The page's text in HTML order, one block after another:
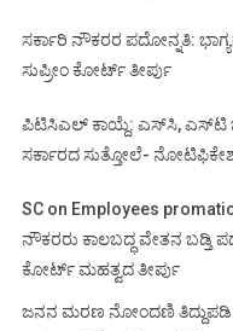
ಸರ್ಕಾರಿ ನೌಕರರ ಪದೋನ್ನತಿ:
ಸುಪ್ರೀಂ ಕೋರ್ಟ್ ತೀರ್ಪು
ಪಿಟಿಸಿಎಲ್ ಕಾಯ್ದೆ: ಎಸ್‌ಸಿ, ಎಸ್‌ಟಿ
ಸರ್ಕಾರದ ಸುತ್ತೋಲೆ-
SC on Employees
ನೌಕರರು ಕಾಲಬದ್ಧ ವೇತನ ಬಡ್ತಿ
ಕೋರ್ಟ್ ಮಹತ್ವದ ತೀರ್ಪು
ಜನನ ಮರಣ ನೋಂದಣಿ